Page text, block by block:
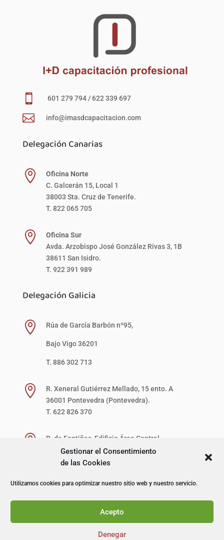
Gestionar el Consentimiento
de las Cookies
Utilizamos cookies para optimizar nuestro sitio web y nuestro servicio.
Acepto
Denegar
 601 279 794 / 622 339 697
 info@imasdcapacitacion.com
Delegación Canarias

Oficina Norte
C. Galcerán 15, Local 1
38003 Sta. Cruz de Tenerife.
T. 822 065 705

Oficina Sur
Avda. Arzobispo José González Rivas 3, 1B
38611 San Isidro.
T. 922 391 989
Delegación Galicia
 Rúa de García Barbón nº95,
Bajo Vigo 36201
T. 886 302 713

R. Xeneral Gutiérrez Mellado, 15 ento. A
36001 Pontevedra (Pontevedra).
T. 622 826 370

R. de Fontiñas, Edificio Área Central,
1ª Planta, Local 27-D (zona verde)
15707 Santiago de Compostela (A Coruña).